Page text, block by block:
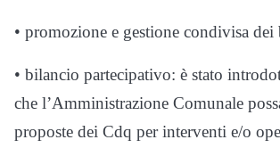
• promozione e gestione condivisa
• bilancio partecipativo: è stato
che l’Amministrazione Comunale
proposte dei Cdq per interventi e/o